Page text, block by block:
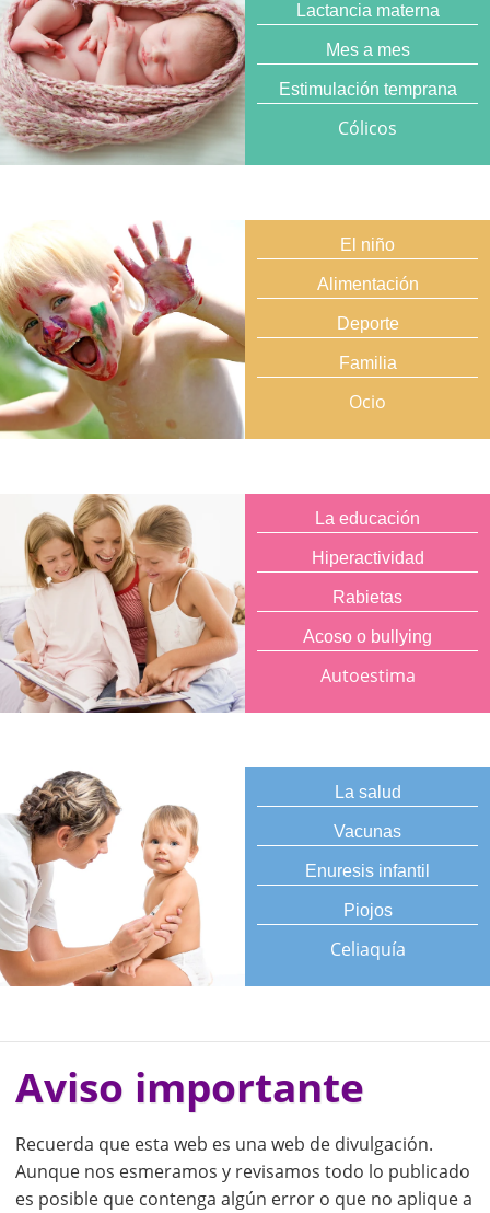
Lactancia materna
Mes a mes
Estimulación temprana
Cólicos
El niño
Alimentación
Deporte
Familia
Ocio
La educación
Hiperactividad
Rabietas
Acoso o bullying
Autoestima
La salud
Vacunas
Enuresis infantil
Piojos
Celiaquía
Aviso importante
Recuerda que esta web es una web de divulgación.
Aunque nos esmeramos y revisamos todo lo publicado
es posible que contenga algún error o que no aplique a